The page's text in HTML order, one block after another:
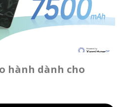
hành dành cho